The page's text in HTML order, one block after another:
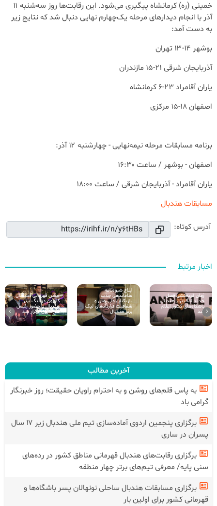
خمینی (ره) کرمانشاه پیگیری می‌شود. این رقابت‌ها روز سه‌شنبه ۱۱
آذر با انجام دیدارهای مرحله یک‌چهارم نهایی دنبال شد که نتایج زیر
به دست آمد:
بوشهر ۱۴-۱۳ تهران
آذربایجان شرقی ۲۱-۱۵ مازندران
یاران آقامراد ۲۳-۶ کرمانشاه
اصفهان ۱۸-۱۵ مرکزی
برنامه مسابقات مرحله نیمه‌نهایی - چهارشنبه ۱۲ آذر:
اصفهان - بوشهر / ساعت ۱۶:۳۰
یاران آقامراد - آذربایجان شرقی / ساعت ۱۸:۰۰
مسابقات هندبال
آدرس کوتاه:
اخبار مرتبط
زمان قرعه‌کشی فصل
جدید لیگ برتر هندبال
باشگاه‌های کشور اعلام
شد
ابلاغ شیوه‌نامه
ساماندهی جذب
بازیکنان ملی‌پوش و
شفافیت قراردادهای لیگ
برتر هندبال
جشن قهرمانی استقلال
کازرون در لیگ برتر
هندبال با حضور رئیس
فدراسیون برگزار شد
‹
›
آخرین مطالب
به پاس قلم‌های روشن و به احترام راویان حقیقت؛ روز خبرنگار
گرامی باد
برگزاری پنجمین اردوی آماده‌سازی تیم ملی هندبال زیر ۱۷ سال
پسران در ساری
برگزاری رقابت‌های هندبال قهرمانی مناطق کشور در رده‌های
سنی پایه/ معرفی تیم‌های برتر چهار منطقه
برگزاری مسابقات هندبال ساحلی نونهالان پسر باشگاه‌ها و
قهرمانی کشور برای اولین بار